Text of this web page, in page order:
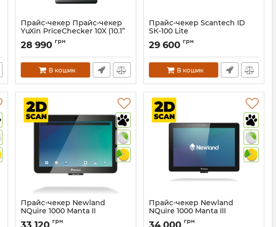
Прайс-чекер Прайс-чекер
YuXin PriceChecker 10X (10.1”
TFT LCD, Intel Core i5, RAM 4
GB/ SSD 64 GB, 2D Image
Scanner)
Артикул:
28 990 грн
В кошик
Прайс-чекер Scantech ID
SК-100 Lite
Артикул:659
29 600 грн
В кошик
Прайс-чекер Newland
NQuire 1000 Manta II
(NQUIRE1000PRW-2C)
грн
Прайс-чекер Newland
NQuire 1000 Manta III
(NQUIRE1000-W4-SL)
грн